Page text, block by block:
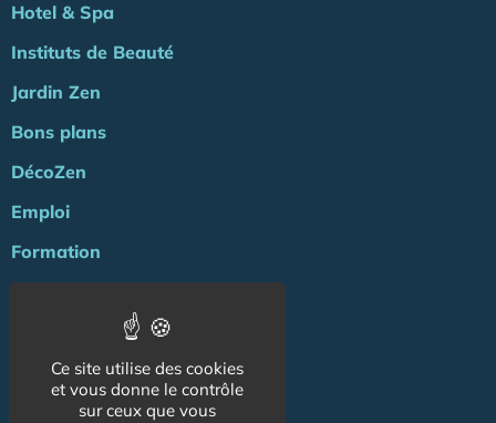
Hotel & Spa
Instituts de Beauté
Jardin Zen
Bons plans
DécoZen
Emploi
Formation
Energie
NOS AUTRES SITES :
Ce site utilise des cookies
et vous donne le contrôle
sur ceux que vous